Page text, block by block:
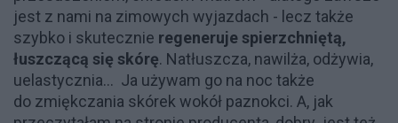
jest z nami na zimowych wyjazdach - lecz także
szybko i skutecznie regeneruje spierzchniętą,
łuszczącą się skórę. Natłuszcza, nawilża, odżywia,
uelastycznia... Ja używam go na noc także
do zmiękczania skórek wokół paznokci. A, jak